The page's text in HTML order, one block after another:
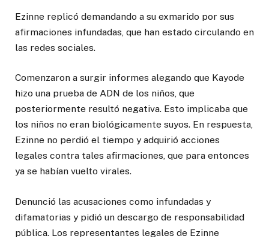
Ezinne replicó demandando a su exmarido por sus
afirmaciones infundadas, que han estado circulando en
las redes sociales.
Comenzaron a surgir informes alegando que Kayode
hizo una prueba de ADN de los niños, que
posteriormente resultó negativa. Esto implicaba que
los niños no eran biológicamente suyos. En respuesta,
Ezinne no perdió el tiempo y adquirió acciones
legales contra tales afirmaciones, que para entonces
ya se habían vuelto virales.
Denunció las acusaciones como infundadas y
difamatorias y pidió un descargo de responsabilidad
pública. Los representantes legales de Ezinne